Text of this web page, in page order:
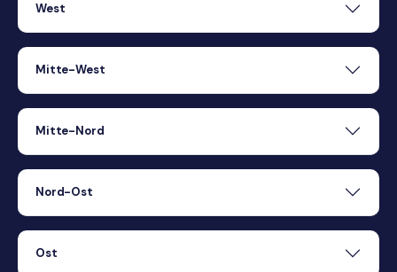
West
Mitte-West
Mitte-Nord
Nord-Ost
Ost